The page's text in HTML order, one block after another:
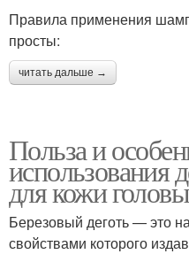
Правила применения
просты:
читать дальше →
Польза и
использования
для кожи головы
Березовый деготь — это
свойствами которого